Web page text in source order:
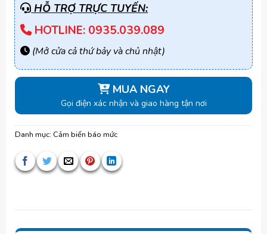
HỖ TRỢ TRỰC TUYẾN:
HOTLINE: 0935.039.089
(Mở cửa cả thứ bảy và chủ nhật)
MUA NGAY
Gọi điện xác nhận và giao hàng tận nơi
Danh mục: Cảm biến báo mức